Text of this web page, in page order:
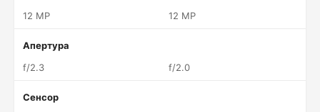
12 MP
12 MP
Апертура
f/2.3
f/2.0
Сенсор